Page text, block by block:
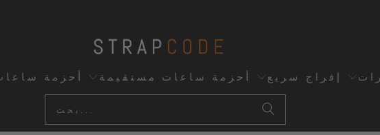
أحزمة أحزمة ساعات مستقيمة إفراج سريع